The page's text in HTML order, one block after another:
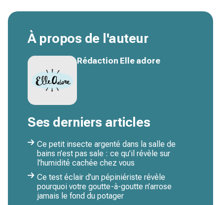
À propos de l'auteur
Rédaction Elle adore
Ses derniers articles
Ce petit insecte argenté dans la salle de
bains n’est pas sale : ce qu’il révèle sur
l’humidité cachée chez vous
Ce test éclair d’un pépiniériste révèle
pourquoi votre goutte-à-goutte n’arrose
jamais le fond du potager